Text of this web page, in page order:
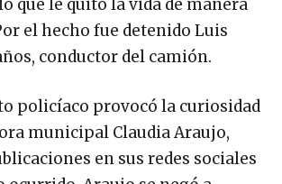
que le quitó la vida de manera
el hecho fue detenido Luis
conductor del camión.
policíaco provocó la curiosidad
municipal Claudia Araujo,
en sus redes sociales